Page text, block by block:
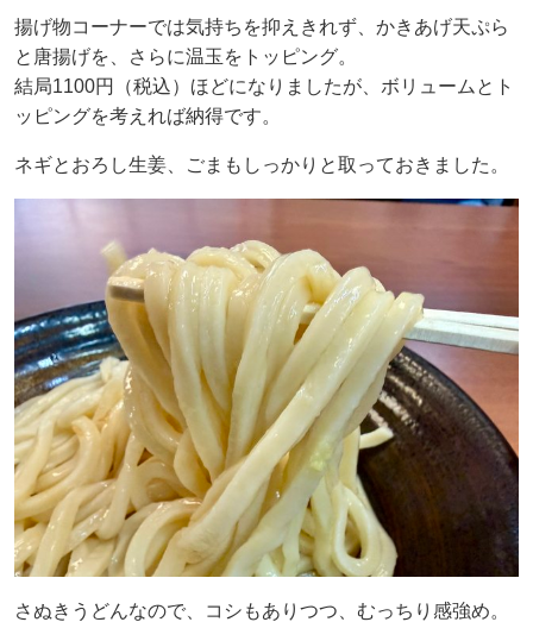
揚げ物コーナーでは気持ちを抑えきれず、かきあげ天ぷら
と唐揚げを、さらに温玉をトッピング。
結局1100円（税込）ほどになりましたが、ボリュームとト
ッピングを考えれば納得です。
ネギとおろし生姜、ごまもしっかりと取っておきました。
さぬきうどんなので、コシもありつつ、むっちり感強め。